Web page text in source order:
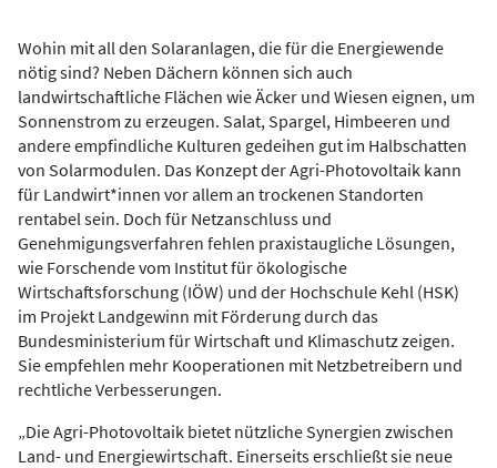
Wohin mit all den Solaranlagen, die für die Energiewende
nötig sind? Neben Dächern können sich auch
landwirtschaftliche Flächen wie Äcker und Wiesen eignen, um
Sonnenstrom zu erzeugen. Salat, Spargel, Himbeeren und
andere empfindliche Kulturen gedeihen gut im Halbschatten
von Solarmodulen. Das Konzept der Agri-Photovoltaik kann
für Landwirt*innen vor allem an trockenen Standorten
rentabel sein. Doch für Netzanschluss und
Genehmigungsverfahren fehlen praxistaugliche Lösungen,
wie Forschende vom Institut für ökologische
Wirtschaftsforschung (IÖW) und der Hochschule Kehl (HSK)
im Projekt Landgewinn mit Förderung durch das
Bundesministerium für Wirtschaft und Klimaschutz zeigen.
Sie empfehlen mehr Kooperationen mit Netzbetreibern und
rechtliche Verbesserungen.
„Die Agri-Photovoltaik bietet nützliche Synergien zwischen
Land- und Energiewirtschaft. Einerseits erschließt sie neue